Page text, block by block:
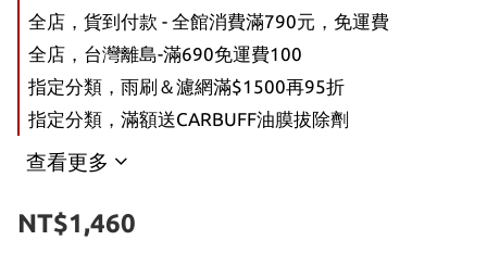
全店，貨到付款 - 全館消費滿790元，免運費
全店，台灣離島-滿690免運費100
指定分類，雨刷＆濾網滿$1500再95折
指定分類，滿額送CARBUFF油膜拔除劑
查看更多
NT$1,460